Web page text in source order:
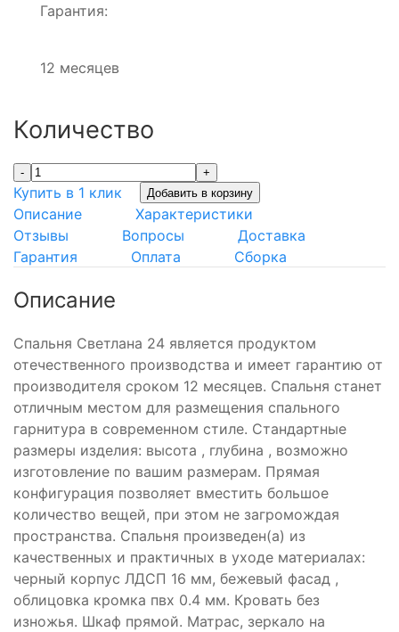
Гарантия:
12 месяцев
Количество
- +
Купить в 1 клик Добавить в корзину
Описание
Характеристики
Отзывы
Вопросы
Доставка
Гарантия
Оплата Сборка
Описание
Спальня Светлана 24 является продуктом
отечественного производства и имеет гарантию от
производителя сроком 12 месяцев. Спальня станет
отличным местом для размещения спального
гарнитура в современном стиле. Стандартные
размеры изделия: высота , глубина , возможно
изготовление по вашим размерам. Прямая
конфигурация позволяет вместить большое
количество вещей, при этом не загромождая
пространства. Спальня произведен(а) из
качественных и практичных в уходе материалах:
черный корпус ЛДСП 16 мм, бежевый фасад ,
облицовка кромка пвх 0.4 мм. Кровать без
изножья. Шкаф прямой. Матрас, зеркало на